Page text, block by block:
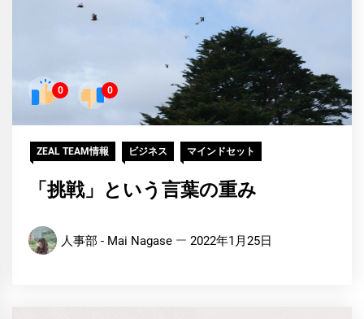
0 0
ZEAL TEAM情報 ビジネス マインドセット
「挑戦」という言葉の重み
人事部 - Mai Nagase 2022年1月25日